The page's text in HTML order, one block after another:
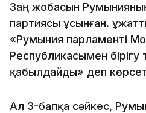
Заң жобасын
партиясы ұсынған.
«Румыния парламенті
Республикасымен
қабылдайды» деп
Ал 3-бапқа сәйкес,